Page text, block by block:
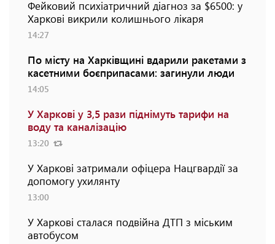
Фейковий психіатричний діагноз за $6500: у
Харкові викрили колишнього лікаря
14:27
По місту на Харківщині вдарили ракетами з
касетними боєприпасами: загинули люди
14:05
У Харкові у 3,5 рази піднімуть тарифи на
воду та каналізацію
13:20
У Харкові затримали офіцера Нацгвардії за
допомогу ухилянту
13:00
У Харкові сталася подвійна ДТП з міським
автобусом